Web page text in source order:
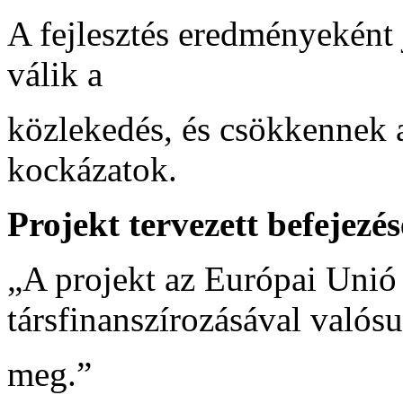
A fejlesztés
válik a
közlekedés, és
kockázatok.
Projekt tervezett
„A projekt az Európai
társfinanszírozásával
meg.”